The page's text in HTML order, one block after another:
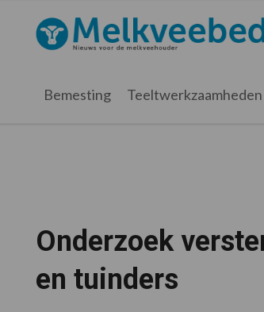
hoofdnavigatie
hoofd
eerste
voettekst
Melkveebedrijf.nl
Bemesting Teeltwerkzaamheden
Onderzoek
en tuinders